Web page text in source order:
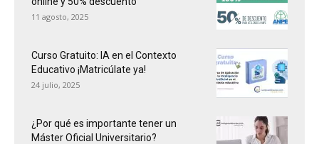
11 agosto, 2025
Curso Gratuito: IA en el Contexto
Educativo ¡Matricúlate ya!
24 julio, 2025
¿Por qué es importante tener un
Máster Oficial Universitario?